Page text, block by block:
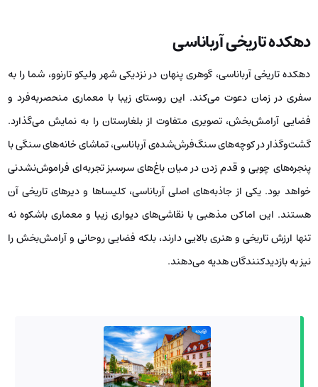
دهکده تاریخی آرباناسی
دهکده تاریخی آرباناسی، گوهری پنهان در نزدیکی شهر ولیکو تارنوو، شما را به
سفری در زمان دعوت می‌کند. این روستای زیبا با معماری منحصربه‌فرد و
فضایی آرامش‌بخش، تصویری متفاوت از بلغارستان را به نمایش می‌گذارد.
گشت‌وگذار در کوچه‌های سنگ‌فرش‌شده‌ی آرباناسی، تماشای خانه‌های سنگی با
پنجره‌های چوبی و قدم زدن در میان باغ‌های سرسبز تجربه‌ای فراموش‌نشدنی
خواهد بود. یکی از جاذبه‌های اصلی آرباناسی، کلیساها و دیرهای تاریخی آن
هستند. این اماکن مذهبی با نقاشی‌های دیواری زیبا و معماری باشکوه نه
تنها ارزش تاریخی و هنری بالایی دارند، بلکه فضایی روحانی و آرامش‌بخش را
نیز به بازدیدکنندگان هدیه می‌دهند.